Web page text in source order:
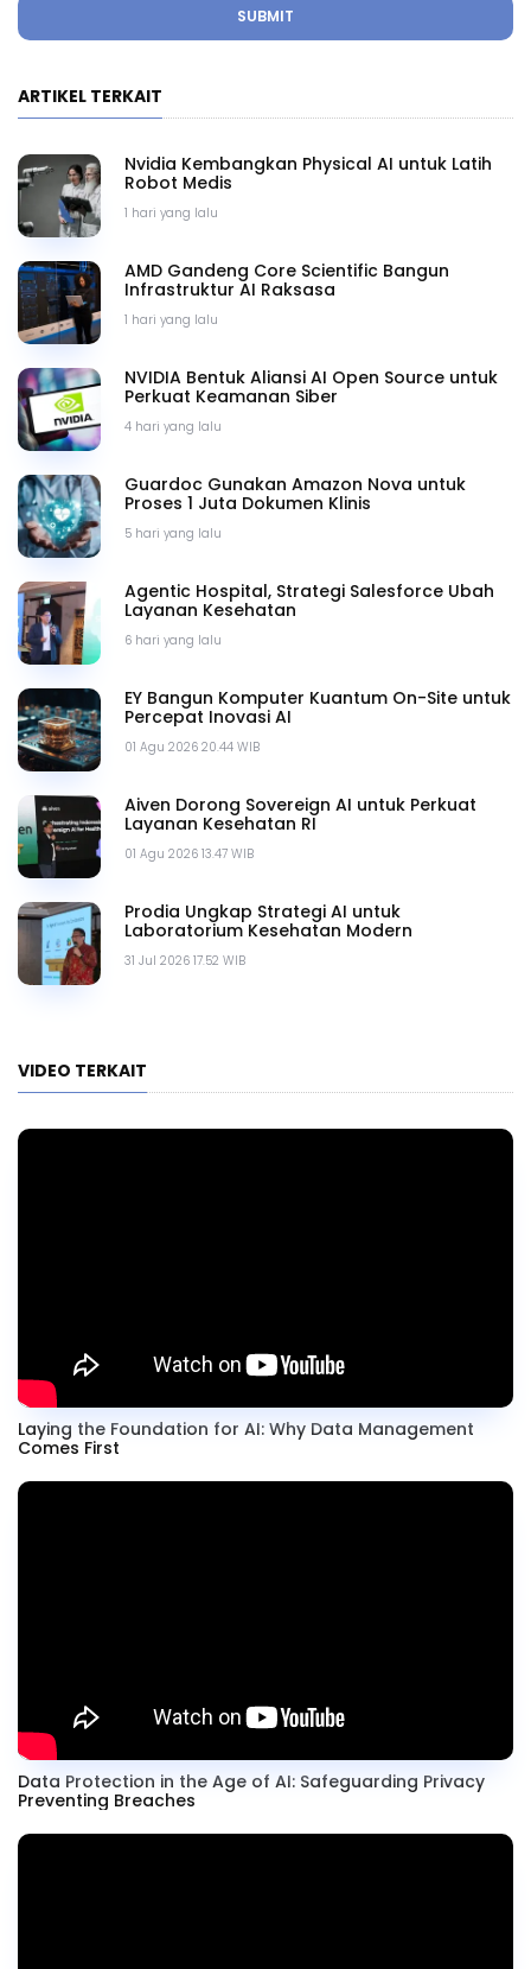
SUBMIT
ARTIKEL TERKAIT
1 hari yang lalu
Nvidia Kembangkan Physical AI untuk Latih
Robot Medis
1 hari yang lalu
AMD Gandeng Core Scientific Bangun
Infrastruktur AI Raksasa
4 hari yang lalu
NVIDIA Bentuk Aliansi AI Open Source untuk
Perkuat Keamanan Siber
5 hari yang lalu
Guardoc Gunakan Amazon Nova untuk
Proses 1 Juta Dokumen Klinis
6 hari yang lalu
Agentic Hospital, Strategi Salesforce Ubah
Layanan Kesehatan
01 Agu 2026 20.44 WIB
EY Bangun Komputer Kuantum On-Site untuk
Percepat Inovasi AI
01 Agu 2026 13.47 WIB
Aiven Dorong Sovereign AI untuk Perkuat
Layanan Kesehatan RI
31 Jul 2026 17.52 WIB
Prodia Ungkap Strategi AI untuk
Laboratorium Kesehatan Modern
VIDEO TERKAIT
Laying the Foundation for AI: Why Data Management
Comes First
Data Protection in the Age of AI: Safeguarding Privacy
Preventing Breaches